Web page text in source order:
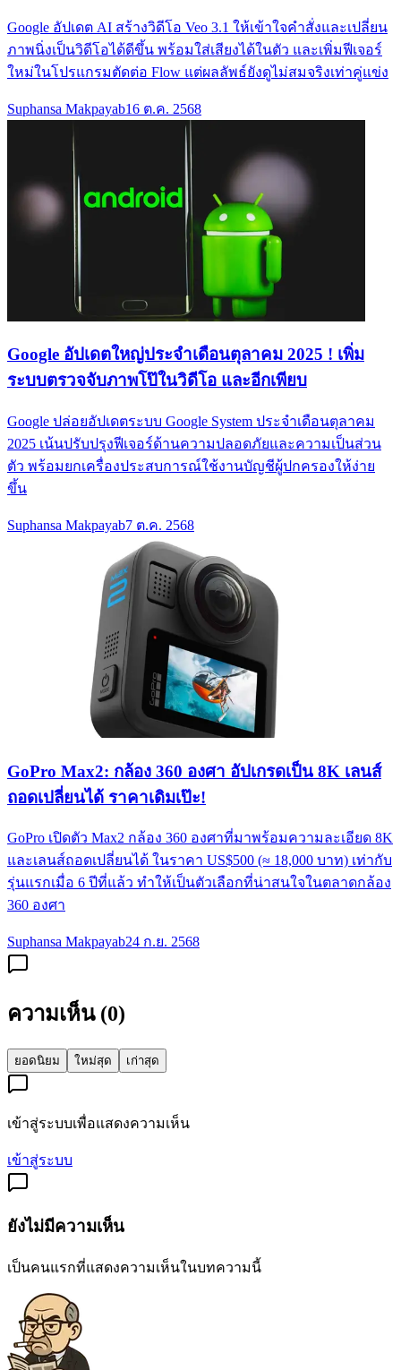
Google อัปเดต AI สร้างวิดีโอ Veo 3.1 ให้เข้าใจคำสั่งและเปลี่ยน
ภาพนิ่งเป็นวิดีโอได้ดีขึ้น พร้อมใส่เสียงได้ในตัว และเพิ่มฟีเจอร์
ใหม่ในโปรแกรมตัดต่อ Flow แต่ผลลัพธ์ยังดูไม่สมจริงเท่าคู่แข่ง
Suphansa Makpayab16 ต.ค. 2568
Google อัปเดตใหญ่ประจำเดือนตุลาคม 2025 ! เพิ่ม
ระบบตรวจจับภาพโป๊ในวิดีโอ และอีกเพียบ
Google ปล่อยอัปเดตระบบ Google System ประจำเดือนตุลาคม
2025 เน้นปรับปรุงฟีเจอร์ด้านความปลอดภัยและความเป็นส่วน
ตัว พร้อมยกเครื่องประสบการณ์ใช้งานบัญชีผู้ปกครองให้ง่าย
ขึ้น
Suphansa Makpayab7 ต.ค. 2568
GoPro Max2: กล้อง 360 องศา อัปเกรดเป็น 8K เลนส์
ถอดเปลี่ยนได้ ราคาเดิมเป๊ะ!
GoPro เปิดตัว Max2 กล้อง 360 องศาที่มาพร้อมความละเอียด 8K
และเลนส์ถอดเปลี่ยนได้ ในราคา US$500 (≈ 18,000 บาท) เท่ากับ
รุ่นแรกเมื่อ 6 ปีที่แล้ว ทำให้เป็นตัวเลือกที่น่าสนใจในตลาดกล้อง
360 องศา
Suphansa Makpayab24 ก.ย. 2568
ความเห็น (0)
ยอดนิยม ใหม่สุด เก่าสุด
เข้าสู่ระบบเพื่อแสดงความเห็น
เข้าสู่ระบบ
ยังไม่มีความเห็น
เป็นคนแรกที่แสดงความเห็นในบทความนี้